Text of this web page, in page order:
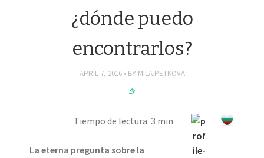
¿dónde puedo
encontrarlos?
APRIL 7, 2016 BY MILA.PETKOVA
Tiempo de lectura: 3 min
La eterna pregunta sobre la